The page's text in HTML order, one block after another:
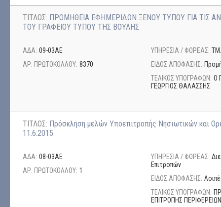
ΤΙΤΛΟΣ: ΠΡΟΜΗΘΕΙΑ ΕΦΗΜΕΡΙΔΩΝ ΞΕΝΟΥ ΤΥΠΟΥ ΓΙΑ ΤΙΣ
ΤΟΥ ΓΡΑΦΕΙΟΥ ΤΥΠΟΥ ΤΗΣ ΒΟΥΛΗΣ
ΑΔΑ: 09-03ΑΕ
ΑΡ. ΠΡΩΤΟΚΟΛΛΟΥ: 8370
ΥΠΗΡΕΣΙΑ / ΦΟΡΕΑΣ:
ΕΙΔΟΣ ΑΠΟΦΑΣΗΣ:
ΤΕΛΙΚΟΣ ΥΠΟΓΡΑΦΩΝ: Ο
ΓΕΩΡΓΙΟΣ ΘΑΛΑΣΣΗΣ
ΤΙΤΛΟΣ: Πρόσκληση μελών Υποεπιτροπής Νησιωτικών και
11.6.2015
ΑΔΑ: 08-03ΑΕ
ΑΡ. ΠΡΩΤΟΚΟΛΛΟΥ: 1
ΥΠΗΡΕΣΙΑ / ΦΟΡΕΑΣ:
Επιτροπών
ΕΙΔΟΣ ΑΠΟΦΑΣΗΣ:
ΤΕΛΙΚΟΣ ΥΠΟΓΡΑΦΩΝ:
ΕΠΙΤΡΟΠΗΣ